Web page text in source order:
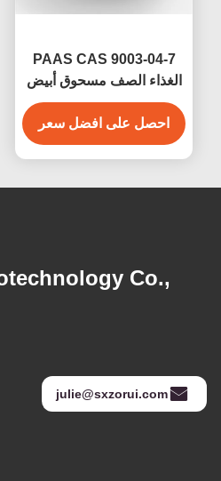
PAAS CAS 9003-04-7
الغذاء الصف مسحوق أبيض
حمض بولي أكريليك
الصوديوم للمشتتات الغذائية
احصل على افضل سعر
Co.,
julie@sxzorui.com